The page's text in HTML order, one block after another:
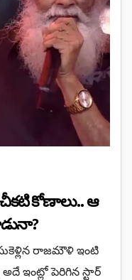
కోణాలు.. ఆ
రాజమౌళి ఇంటి
ఇంట్లో పెరిగిన స్టార్